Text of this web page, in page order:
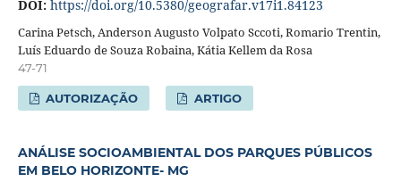
DOI: https://doi.org/10.5380/geografar.v17i1.84123
Carina Petsch, Anderson Augusto Volpato Sccoti, Romario Trentin,
Luís Eduardo de Souza Robaina, Kátia Kellem da Rosa
47-71
AUTORIZAÇÃO ARTIGO
ANÁLISE SOCIOAMBIENTAL DOS PARQUES PÚBLICOS
EM BELO HORIZONTE- MG